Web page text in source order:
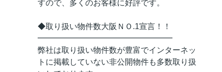
すので、多くのお客様に好評です。
◆取り扱い物件数大阪ＮＯ.1宣言！！
━━━━━━━━━━━━━━━━━
弊社は取り扱い物件数が豊富でインターネッ
トに掲載していない非公開物件も多数取り扱